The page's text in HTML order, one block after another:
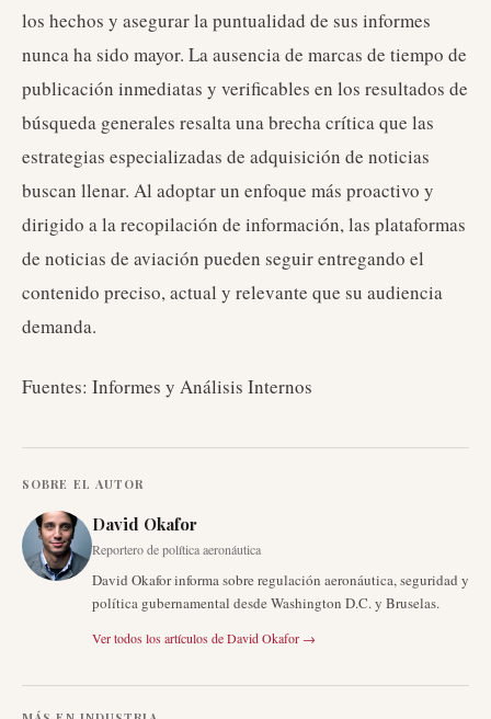
los hechos y asegurar la puntualidad de sus informes
nunca ha sido mayor. La ausencia de marcas de tiempo de
publicación inmediatas y verificables en los resultados de
búsqueda generales resalta una brecha crítica que las
estrategias especializadas de adquisición de noticias
buscan llenar. Al adoptar un enfoque más proactivo y
dirigido a la recopilación de información, las plataformas
de noticias de aviación pueden seguir entregando el
contenido preciso, actual y relevante que su audiencia
demanda.
Fuentes: Informes y Análisis Internos
SOBRE EL AUTOR
David Okafor
Reportero de política aeronáutica
David Okafor informa sobre regulación aeronáutica, seguridad y
política gubernamental desde Washington D.C. y Bruselas.
Ver todos los artículos deDavid Okafor →